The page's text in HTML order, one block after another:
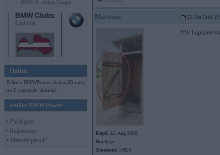
BMW 6. sērijas Coupe
Online
Pašreiz BMWPower skatās 85 viesi
un 0 reģistrēti lietotāji.
Ienākt BMWPower
• Pieslēgties
• Reģistrēties
• Aizmirsi paroli?
Marteens 23. Mar 2014,
Kopš: 22. Aug 2008
No: Rīga
Ziņojumi: 10829
VW Lupo,bet